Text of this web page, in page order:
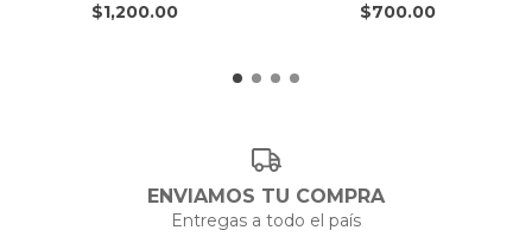
$1,200.00 $700.00
ENVIAMOS TU COMPRA
Entregas a todo el país